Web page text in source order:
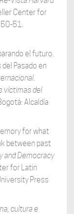
Center for
51.
el futuro.
del Pasado en
víctimas del
Alcaldía
for what
between past
and Democracy
for Latin
Press
cultura e